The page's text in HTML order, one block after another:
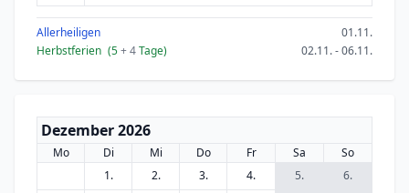
Allerheiligen
01.11.
Herbstferien (5+ 4Tage) 02.11. - 06.11.
Dezember 2026
Mo Di Mi Do Fr Sa
So
1.
2. 3. 4. 5.
6.